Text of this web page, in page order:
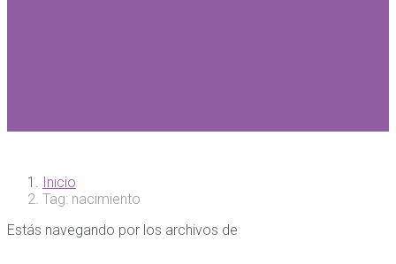
Inicio
Tag: nacimiento
Estás navegando por los archivos de